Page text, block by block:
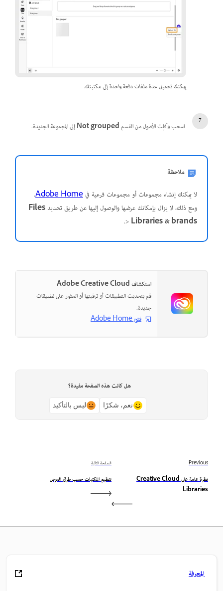
يمكنك تحميل عدة ملفات دفعة واحدة إلى مكتبتك.
اسحب وأفلِت الأصول من القسمNot groupedإلى المجموعة الجديدة.
ملاحظة
لا يمكنك إنشاء مجموعات أو مجموعات فرعية فيAdobe Home
.
ومع ذلك، لا يزال بإمكانك عرضها والوصول إليها عن طريق تحديدFiles
>Libraries & brands
.
استكشاف Adobe Creative Cloud
قم بتحديث التطبيقات أو ترقيتها أو العثور على تطبيقات
جديدة.
فتح Adobe Home
هل كانت هذه الصفحة مفيدة؟
نعم، شكرًا ليس بالتأكيد
Previous
نظرة عامة على Creative Cloud
Libraries
الصفحة التالية
تنظيم المكتبات حسب طرق العرض
المعرفة